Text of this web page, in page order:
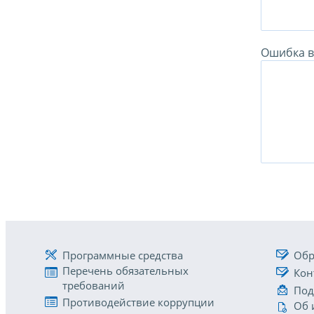
Ошибка в
Программные средства
Перечень обязательных
требований
Противодействие коррупции
Об